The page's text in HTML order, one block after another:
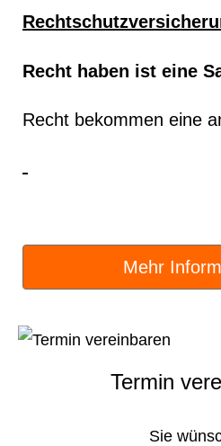
Recht haben ist eine
Recht bekommen eine
Mehr
Termin
Sie